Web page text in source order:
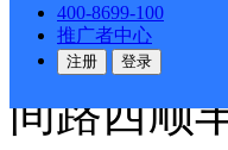
400-8699-100
推广者中心
注册 登录
顺丰速运
间路西顺